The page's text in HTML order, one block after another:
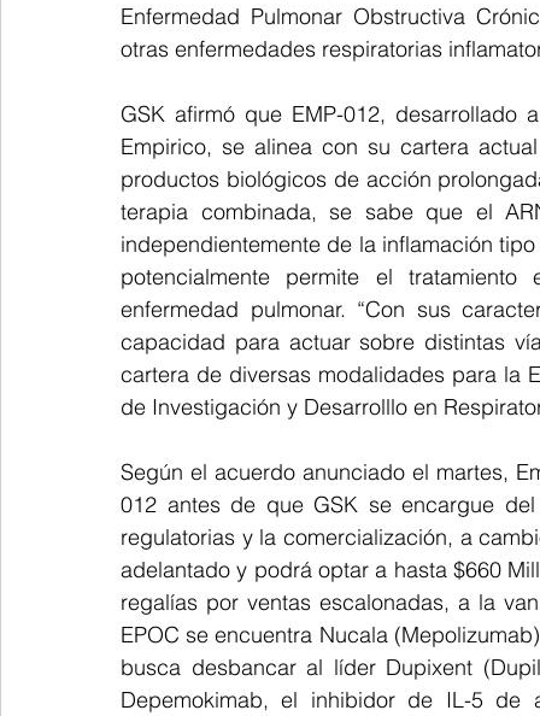
Enfermedad Pulmonar Obstructiva
otras enfermedades respiratorias
GSK afirmó que EMP-012,
Empirico, se alinea con su cartera
productos biológicos de acción
terapia combinada, se sabe que el
independientemente de la inflamación
potencialmente permite el
enfermedad pulmonar. “Con sus
capacidad para actuar sobre distintas
cartera de diversas modalidades para la
de Investigación y Desarrolllo en
Según el acuerdo anunciado el martes,
012 antes de que GSK se encargue
regulatorias y la comercialización, a
adelantado y podrá optar a hasta $660
regalías por ventas escalonadas, a la
EPOC se encuentra Nucala
busca desbancar al líder Dupixent
Depemokimab, el inhibidor de IL-5 de